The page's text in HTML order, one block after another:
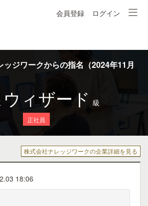
会員登録 ログイン
ッジワークからの指名（2024年11月
ウィザード 級
正社員
株式会社ナレッジワークの企業詳細を見る
18:06